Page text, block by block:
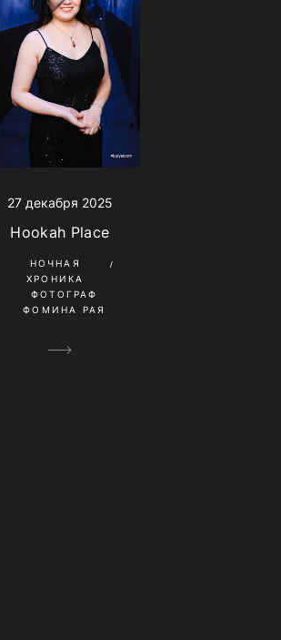
27 декабря 2025
Hookah Place
НОЧНАЯ
ХРОНИКА
ФОТОГРАФ
ФОМИНА РАЯ